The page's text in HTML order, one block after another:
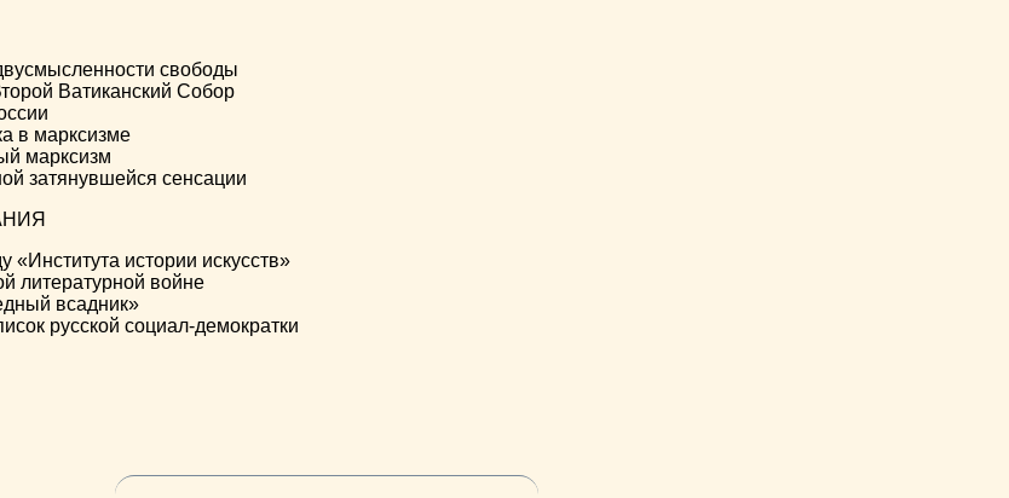
свободы
Ватиканский Собор
в марксизме
марксизм
затянувшейся сенсации
истории искусств»
войне
всадник»
русской социал-демократки